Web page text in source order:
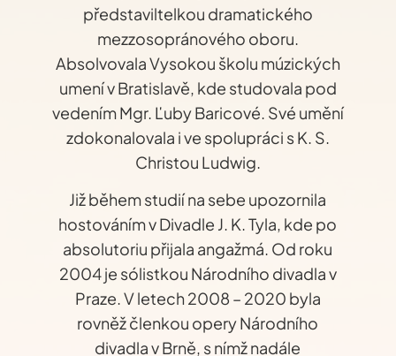
představiltelkou dramatického
mezzosopránového oboru.
Absolvovala Vysokou školu múzických
umení v Bratislavě, kde studovala pod
vedením Mgr. Ľuby Baricové. Své umění
zdokonalovala i ve spolupráci s K. S.
Christou Ludwig.
Již během studií na sebe upozornila
hostováním v Divadle J. K. Tyla, kde po
absolutoriu přijala angažmá. Od roku
2004 je sólistkou Národního divadla v
Praze. V letech 2008 – 2020 byla
rovněž členkou opery Národního
divadla v Brně, s nímž nadále